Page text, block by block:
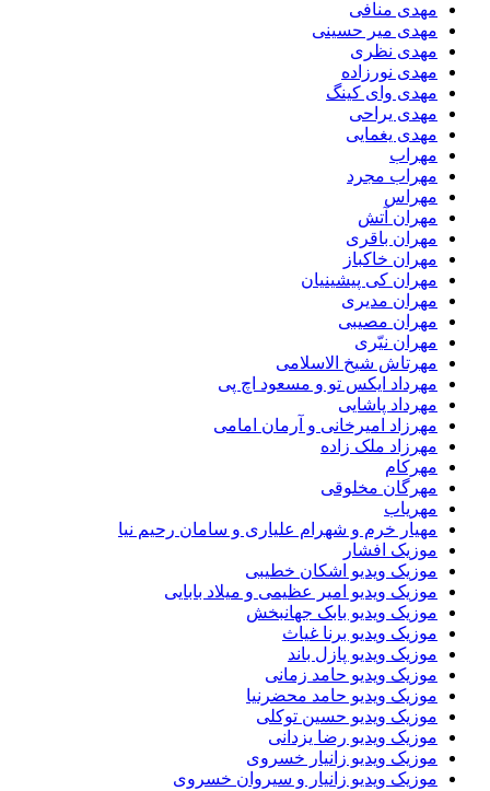
مهدی منافی
مهدی میر حسینی
مهدی نظری
مهدی نورزاده
مهدی وای کینگ
مهدی یراحی
مهدی یغمایی
مهراب
مهراب مجرد
مهراس
مهران آتش
مهران باقری
مهران خاکباز
مهران کی پیشینیان
مهران مدیری
مهران مصیبی
مهران نیّری
مهرتاش شیخ الاسلامی
مهرداد ایکس تو و مسعود اچ پی
مهرداد پاشایی
مهرزاد امیرخانی و آرمان امامی
مهرزاد ملک زاده
مهرکام
مهرگان مخلوقی
مهریاب
مهیار خرم و شهرام علیاری و سامان رحیم نیا
موزیک افشار
موزیک ویدیو اشکان خطیبی
موزیک ویدیو امیر عظیمی و میلاد بابایی
موزیک ویدیو بابک جهانبخش
موزیک ویدیو برنا غیاث
موزیک ویدیو پازل باند
موزیک ویدیو حامد زمانی
موزیک ویدیو حامد محضرنیا
موزیک ویدیو حسین توکلی
موزیک ویدیو رضا یزدانی
موزیک ویدیو زانیار خسروی
موزیک ویدیو زانیار و سیروان خسروی